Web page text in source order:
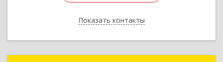
Показать контакты
Назад